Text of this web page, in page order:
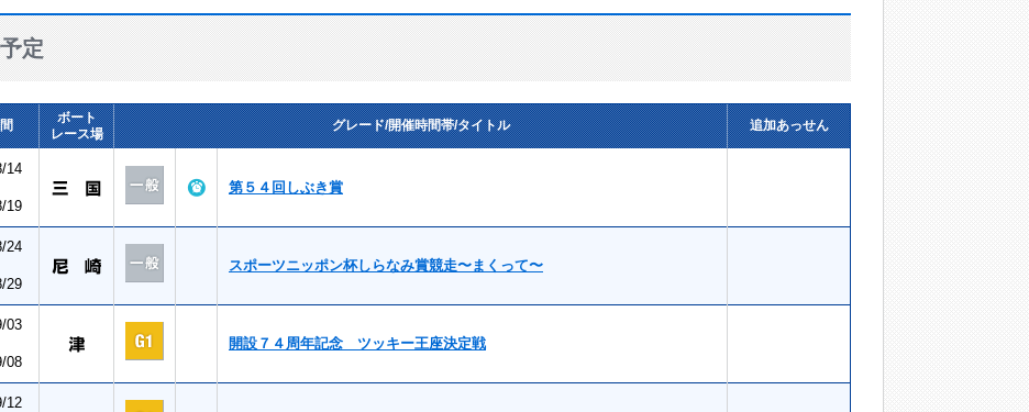
定
ボート
レース場
グレード/開催時間帯/タイトル 追加あっせん
14
19
第５４回しぶき賞
24
29
スポーツニッポン杯しらなみ賞競走〜まくって〜
03
08
開設７４周年記念 ツッキー王座決定戦
12